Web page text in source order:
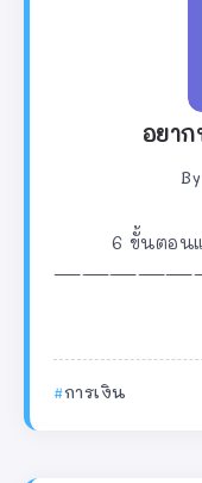
อยา
By
6 ขั้นตอน
การเงิน